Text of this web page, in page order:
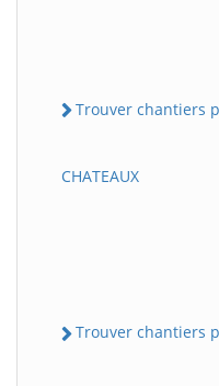
Trouver chantiers
CHATEAUX
Trouver chantiers